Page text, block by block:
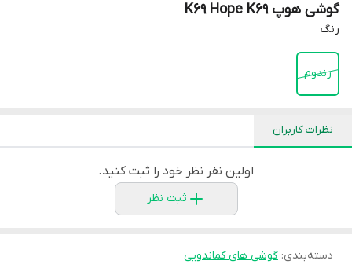
گوشی هوپ K69 Hope K69
رنگ
رندوم
نظرات کاربران
اولین نفر نظر خود را ثبت کنید.
ثبت نظر
دسته‌بندی: گوشی های کماندویی